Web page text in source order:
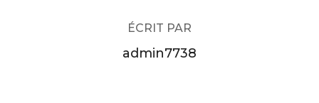
ÉCRIT PAR
admin7738